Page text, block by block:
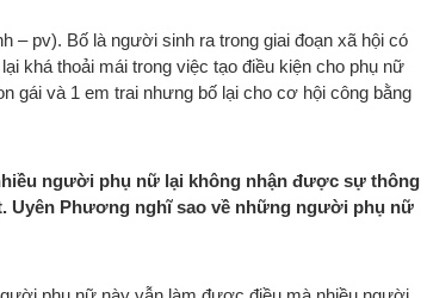
– pv). Bố là người sinh ra trong giai đoạn xã hội có
khá thoải mái trong việc tạo điều kiện cho phụ nữ
gái và 1 em trai nhưng bố lại cho cơ hội công bằng
người phụ nữ lại không nhận được sự thông
Uyên Phương nghĩ sao về những người phụ nữ